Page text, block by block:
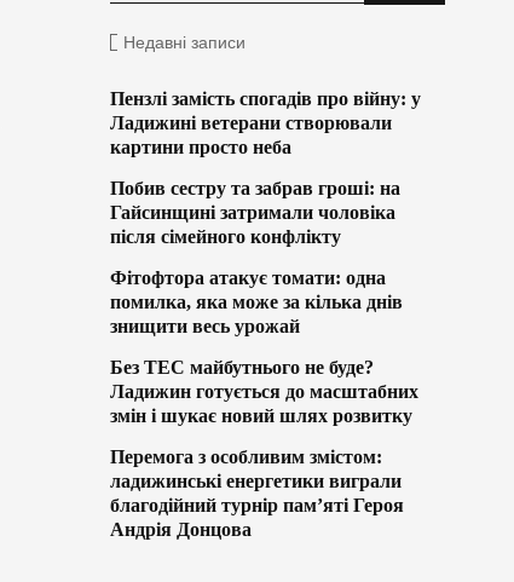
Недавні записи
Пензлі замість спогадів про війну: у
Ладижині ветерани створювали
картини просто неба
Побив сестру та забрав гроші: на
Гайсинщині затримали чоловіка
після сімейного конфлікту
Фітофтора атакує томати: одна
помилка, яка може за кілька днів
знищити весь урожай
Без ТЕС майбутнього не буде?
Ладижин готується до масштабних
змін і шукає новий шлях розвитку
Перемога з особливим змістом:
ладижинські енергетики виграли
благодійний турнір пам’яті Героя
Андрія Донцова